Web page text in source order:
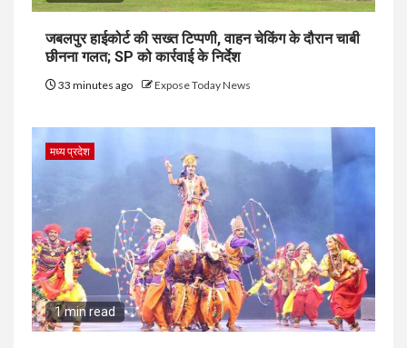
जबलपुर हाईकोर्ट की सख्त टिप्पणी, वाहन चेकिंग के दौरान चाबी
छीनना गलत; SP को कार्रवाई के निर्देश
33 minutes ago Expose Today News
मध्य प्रदेश
1 min read